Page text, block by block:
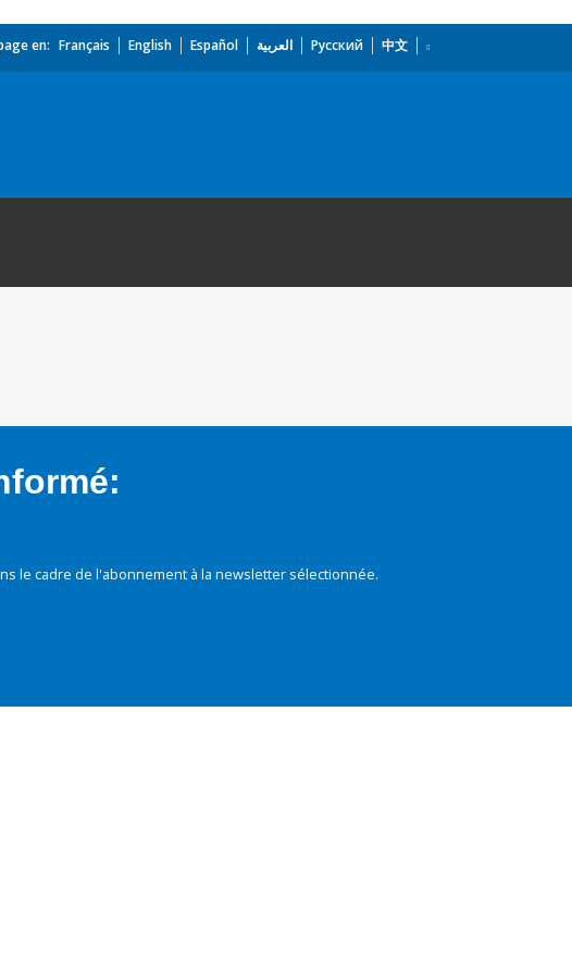
en: Français English Español العربية Русский 中文
le cadre de l'abonnement à la newsletter sélectionnée.